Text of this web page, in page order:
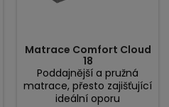
Matrace Comfort Cloud
18
Poddajnější a pružná
matrace, přesto zajišťující
ideální oporu